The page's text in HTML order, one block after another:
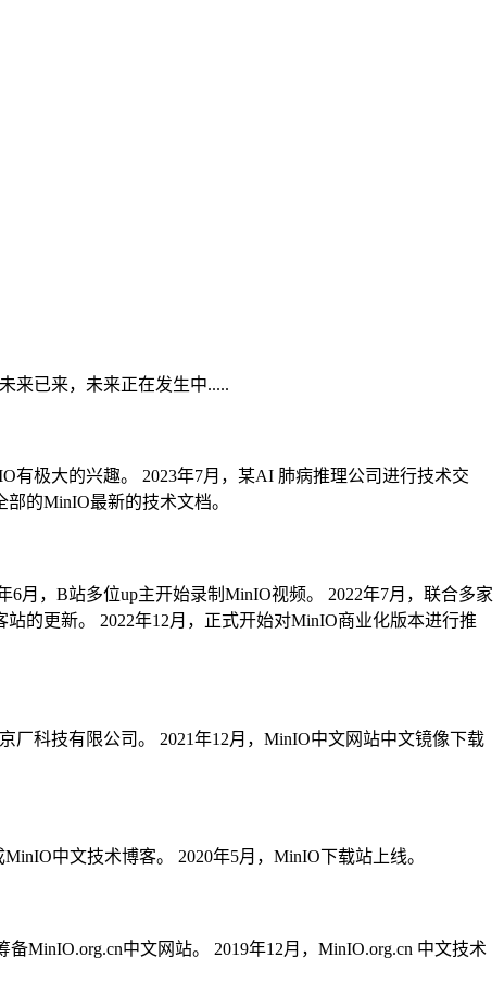
未来已来，未来正在发生中.....
有极大的兴趣。
2023年7月，某AI 肺病推理公司进行技术交
部的MinIO最新的技术文档。
6月，B站多位up主开始录制MinIO视频。
2022年7月，联合多家
的更新。
2022年12月，正式开始对MinIO商业化版本进行推
厂科技有限公司。
2021年12月，MinIO中文网站中文镜像下载
中文技术博客。 2020年5月，MinIO下载站上线。
备MinIO.org.cn中文网站。
2019年12月，MinIO.org.cn 中文技术